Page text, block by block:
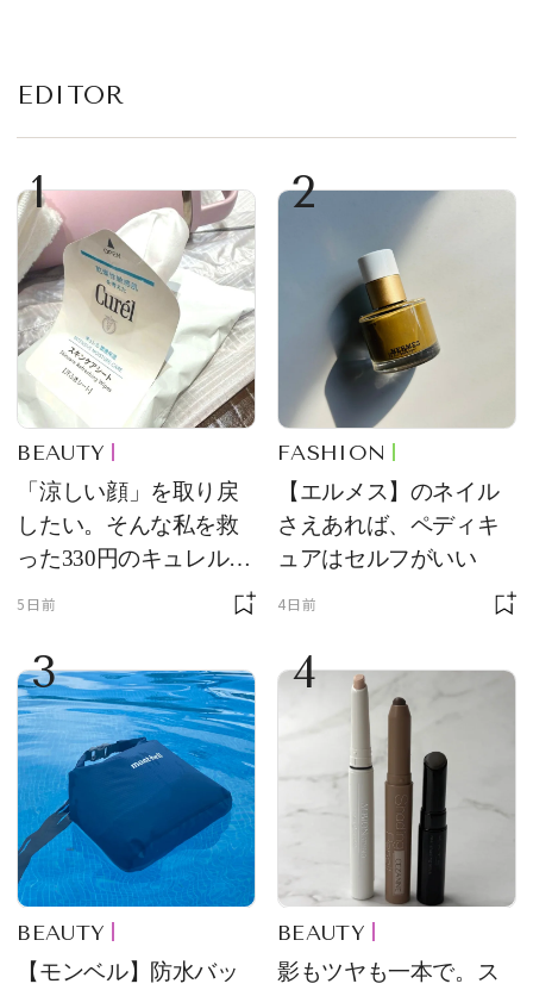
EDITOR
1
BEAUTY
「涼しい顔」を取り戻
したい。そんな私を救
った330円のキュレル名
5日前
2
FASHION
【エルメス】のネイル
さえあれば、ペディキ
ュアはセルフがいい
4日前
3
BEAUTY
【モンベル】防水バッ
4
BEAUTY
影もツヤも一本で。ス